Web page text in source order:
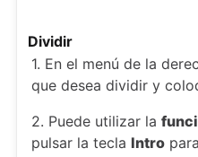
Dividir
1. En el menú de la
que desea dividir y
2. Puede utilizar la
pulsar la tecla Intro